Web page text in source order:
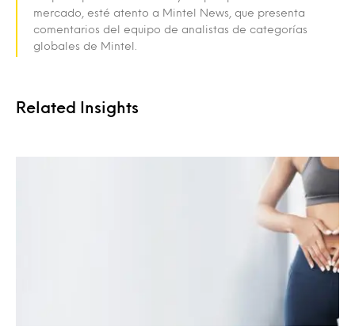
mercado, esté atento a Mintel News, que presenta
comentarios del equipo de analistas de categorías
globales de Mintel.
Related Insights